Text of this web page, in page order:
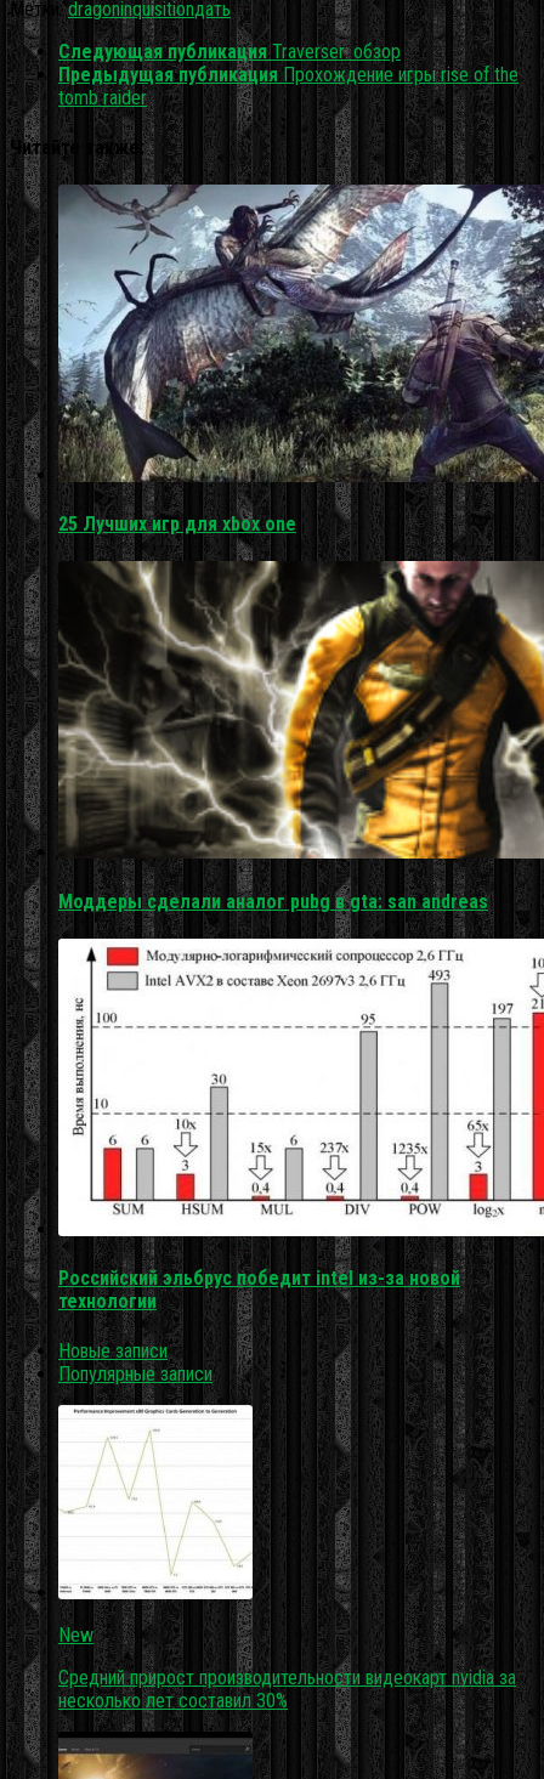
Метки: dragoninquisitionдать
Следующая публикация Traverser: обзор
Предыдущая публикация Прохождение игры rise of the
tomb raider
Читайте также:
25 Лучших игр для xbox one
Моддеры сделали аналог pubg в gta: san andreas
Российский эльбрус победит intel из-за новой
технологии
Новые записи
Популярные записи
New
Средний прирост производительности видеокарт nvidia за
несколько лет составил 30%